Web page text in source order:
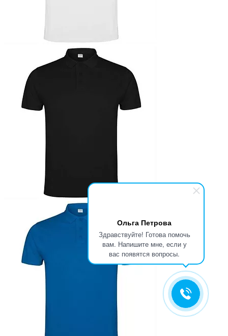
Ольга Петрова
Здравствуйте! Готова помочь
вам. Напишите мне, если у
вас появятся вопросы.